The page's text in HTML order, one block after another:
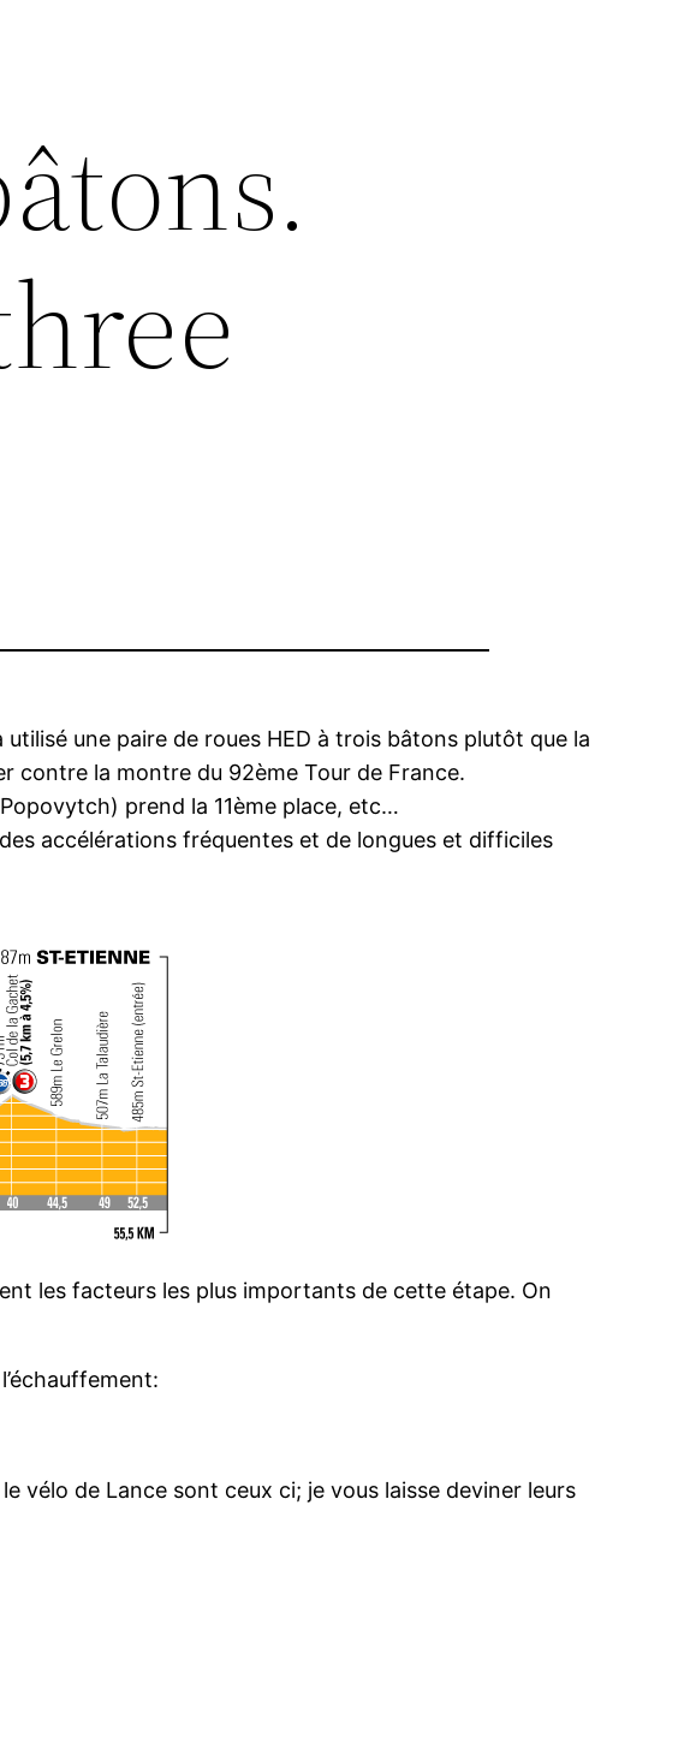
une paire de roues HED à trois bâtons plutôt que la
contre la montre du 92ème Tour de France.
prend la 11ème place, etc…
accélérations fréquentes et de longues et difficiles
les facteurs les plus importants de cette étape. On
vélo de Lance sont ceux ci; je vous laisse deviner leurs